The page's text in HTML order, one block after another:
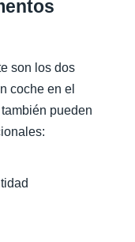
son los dos
coche en el
pueden